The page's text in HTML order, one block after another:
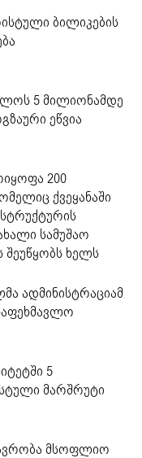
ბილიკების
5 მილიონამდე
ეწვია
200
ქვეყანაში
სამუშაო
შეუწყობს ხელს
ადმინისტრაციამ
5
მარშრუტი
მსოფლიო